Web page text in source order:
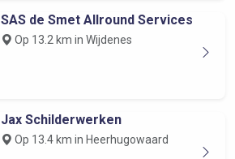
SAS de Smet Allround Services
Op 13.2 km in Wijdenes
Jax Schilderwerken
Op 13.4 km in Heerhugowaard